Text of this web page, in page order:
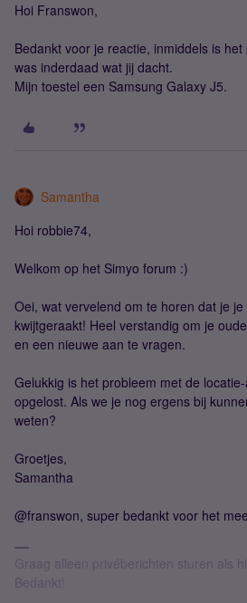
Hoi Franswon,
Bedankt voor je reactie, inmiddels is
was inderdaad wat jij dacht.
Mijn toestel een Samsung Galaxy J5.
Samantha
Hoi robbie74,
Welkom op het Simyo forum :)
Oei, wat vervelend om te horen dat je
kwijtgeraakt! Heel verstandig om je
en een nieuwe aan te vragen.
Gelukkig is het probleem met de
opgelost. Als we je nog ergens bij
weten?
Groetjes,
Samantha
@franswon, super bedankt voor het
Graag alleen privéberichten sturen als
Bedankt!